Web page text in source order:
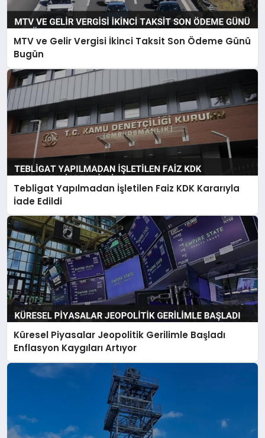
MTV ve Gelir Vergisi İkinci Taksit Son Ödeme Günü
Bugün
Tebligat Yapılmadan İşletilen Faiz KDK Kararıyla
İade Edildi
Küresel Piyasalar Jeopolitik Gerilimle Başladı
Enflasyon Kaygıları Artıyor